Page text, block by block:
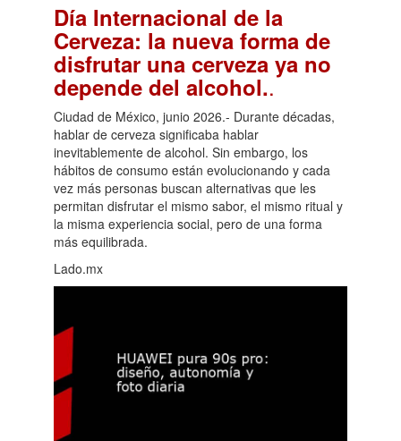
Día Internacional de la
Cerveza: la nueva forma de
disfrutar una cerveza ya no
depende del alcohol..
Ciudad de México, junio 2026.- Durante décadas,
hablar de cerveza significaba hablar
inevitablemente de alcohol. Sin embargo, los
hábitos de consumo están evolucionando y cada
vez más personas buscan alternativas que les
permitan disfrutar el mismo sabor, el mismo ritual y
la misma experiencia social, pero de una forma
más equilibrada.
Lado.mx